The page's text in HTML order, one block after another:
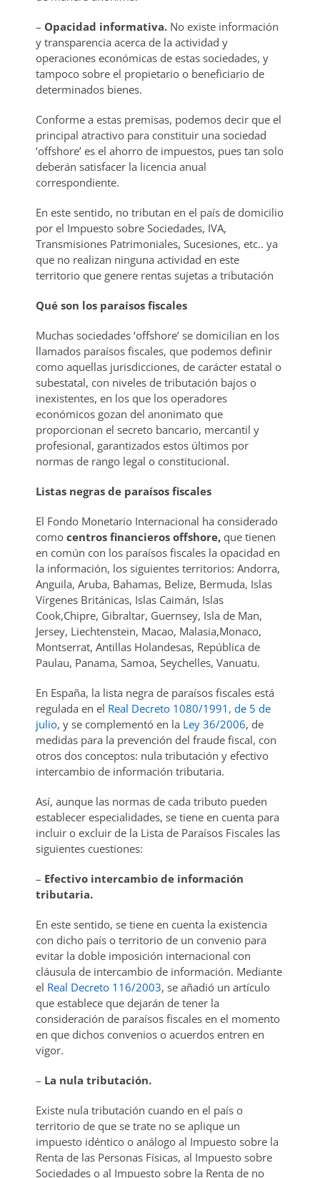
– Opacidad informativa. No existe información
y transparencia acerca de la actividad y
operaciones económicas de estas sociedades, y
tampoco sobre el propietario o beneficiario de
determinados bienes.
Conforme a estas premisas, podemos decir que el
principal atractivo para constituir una sociedad
‘offshore’ es el ahorro de impuestos, pues tan solo
deberán satisfacer la licencia anual
correspondiente.
En este sentido, no tributan en el país de domicilio
por el Impuesto sobre Sociedades, IVA,
Transmisiones Patrimoniales, Sucesiones, etc.. ya
que no realizan ninguna actividad en este
territorio que genere rentas sujetas a tributación
Qué son los paraísos fiscales
Muchas sociedades ‘offshore’ se domicilian en los
llamados paraísos fiscales, que podemos definir
como aquellas jurisdicciones, de carácter estatal o
subestatal, con niveles de tributación bajos o
inexistentes, en los que los operadores
económicos gozan del anonimato que
proporcionan el secreto bancario, mercantil y
profesional, garantizados estos últimos por
normas de rango legal o constitucional.
Listas negras de paraísos fiscales
El Fondo Monetario Internacional ha considerado
como centros financieros offshore, que tienen
en común con los paraísos fiscales la opacidad en
la información, los siguientes territorios: Andorra,
Anguila, Aruba, Bahamas, Belize, Bermuda, Islas
Vírgenes Británicas, Islas Caimán, Islas
Cook,Chipre, Gibraltar, Guernsey, Isla de Man,
Jersey, Liechtenstein, Macao, Malasia,Monaco,
Montserrat, Antillas Holandesas, República de
Paulau, Panama, Samoa, Seychelles, Vanuatu.
En España, la lista negra de paraísos fiscales está
regulada en el Real Decreto 1080/1991, de 5 de
julio, y se complementó en la Ley 36/2006, de
medidas para la prevención del fraude fiscal, con
otros dos conceptos: nula tributación y efectivo
intercambio de información tributaria.
Así, aunque las normas de cada tributo pueden
establecer especialidades, se tiene en cuenta para
incluir o excluir de la Lista de Paraísos Fiscales las
siguientes cuestiones:
– Efectivo intercambio de información
tributaria.
En este sentido, se tiene en cuenta la existencia
con dicho país o territorio de un convenio para
evitar la doble imposición internacional con
cláusula de intercambio de información. Mediante
el Real Decreto 116/2003, se añadió un artículo
que establece que dejarán de tener la
consideración de paraísos fiscales en el momento
en que dichos convenios o acuerdos entren en
vigor.
– La nula tributación.
Existe nula tributación cuando en el país o
territorio de que se trate no se aplique un
impuesto idéntico o análogo al Impuesto sobre la
Renta de las Personas Físicas, al Impuesto sobre
Sociedades o al Impuesto sobre la Renta de no